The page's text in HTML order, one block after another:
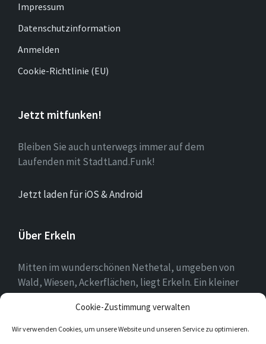
Cookie-Zustimmung verwalten
Wir verwenden Cookies, um unsere Website und unseren Service zu optimieren.
Impressum
Datenschutzinformation
Anmelden
Cookie-Richtlinie (EU)
Jetzt mitfunken!
Bleiben Sie auch unterwegs immer auf dem
Laufenden mit StadtLand.Funk!
Jetzt laden für iOS & Android
Über Erkeln
Mitten im wunderschönen Nethetal, umgeben von
Wald, Wiesen, Ackerflächen, liegt Erkeln. Ein kleiner
Ort, in dem sich die Menschen mit ihrer Heimat
identifizieren und es schätzen, hier zu leben.